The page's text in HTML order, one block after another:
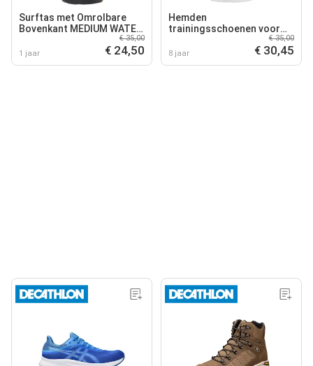
Surftas met Omrolbare
Bovenkant MEDIUM WATER
STASH 10L Multicolore
Heren
1 jaar
€ 35,00
€ 24,50
Hemden
trainingsschoenen voor
heren Under Armour Abc
Camo SS
8 jaar
€ 35,00
€ 30,45